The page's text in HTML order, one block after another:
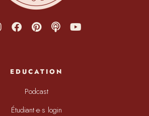
EDUCATION
Podcast
Étudiant·e·s login